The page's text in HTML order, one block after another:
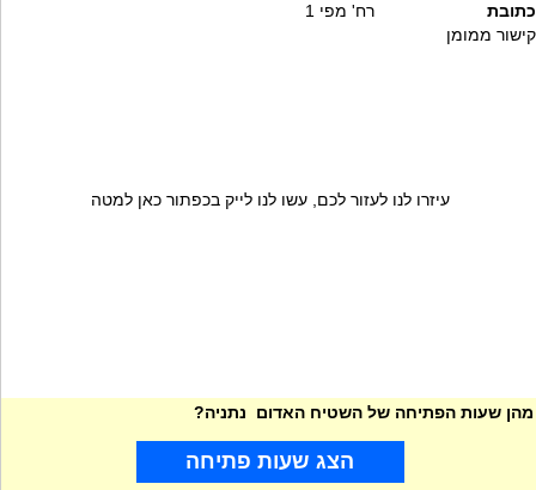
כתובת
רח' מפי 1
קישור ממומן
עיזרו לנו לעזור לכם, עשו לנו לייק בכפתור כאן למטה
מהן שעות הפתיחה של השטיח האדום נתניה?
הצג שעות פתיחה